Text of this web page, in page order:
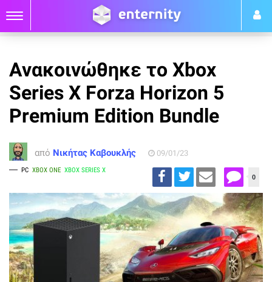
Ανακοινώθηκε το Xbox
Series X Forza Horizon 5
Premium Edition Bundle
από Νικήτας Καβουκλής 09/01/23
PC XBOX ONE XBOX SERIES X
0